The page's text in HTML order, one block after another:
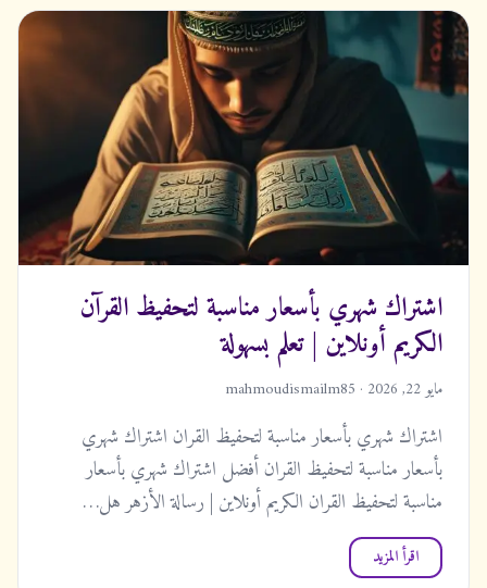
اشتراك شهري بأسعار مناسبة لتحفيظ القرآن
الكريم أونلاين | تعلم بسهولة
مايو 22, 2026 · mahmoudismailm85
اشتراك شهري بأسعار مناسبة لتحفيظ القران اشتراك شهري
بأسعار مناسبة لتحفيظ القران أفضل اشتراك شهري بأسعار
مناسبة لتحفيظ القران الكريم أونلاين | رسالة الأزهر هل…
اقرأ المزيد